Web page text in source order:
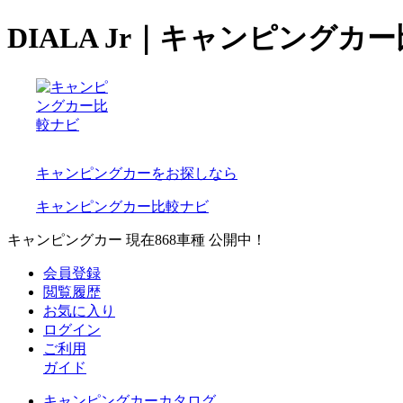
DIALA Jr｜キャンピングカー
キャンピングカーをお探しなら
キャンピングカー比較ナビ
キャンピングカー 現在868車種 公開中！
会員登録
閲覧履歴
お気に入り
ログイン
ご利用
ガイド